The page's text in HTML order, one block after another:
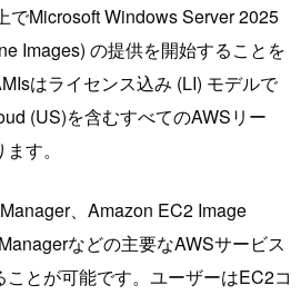
でMicrosoft Windows Server 2025
Images) の提供を開始することを
はライセンス込み (LI) モデルで
(US)を含むすべてのAWSリー
す。
、Amazon EC2 Image
などの主要なAWSサービス
とが可能です。ユーザーはEC2コ